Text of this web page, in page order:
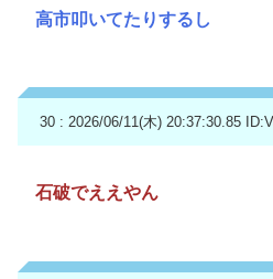
高市叩いてたりするし
30 : 2026/06/11(木) 20:37:30.85
石破でええやん